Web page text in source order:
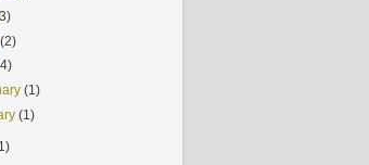
(2)
(1)
(1)